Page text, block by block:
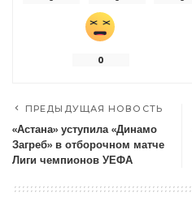
0
ПРЕДЫДУЩАЯ НОВОСТЬ
«Астана» уступила «Динамо
Загреб» в отборочном матче
Лиги чемпионов УЕФА